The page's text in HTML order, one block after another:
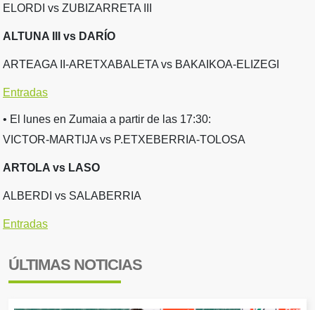
ELORDI vs ZUBIZARRETA III
ALTUNA III vs DARÍO
ARTEAGA II-ARETXABALETA vs BAKAIKOA-ELIZEGI
Entradas
• El lunes en Zumaia a partir de las 17:30:
VICTOR-MARTIJA vs P.ETXEBERRIA-TOLOSA
ARTOLA vs LASO
ALBERDI vs SALABERRIA
Entradas
ÚLTIMAS NOTICIAS